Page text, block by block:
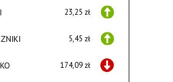
23,25 zł
5,45 zł
174,09 zł